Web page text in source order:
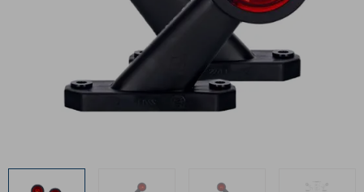
Często zadawane pytania
Bezpłatny projekt oświetlenia
Często zadawane pytania
Sprawdź wszystko